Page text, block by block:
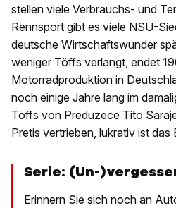
stellen viele Verbrauchs- und
Rennsport gibt es viele NSU-
deutsche Wirtschaftswunder
weniger Töffs verlangt, endet
Motorradproduktion in
noch einige Jahre lang im
Töffs von Preduzece Tito
Pretis vertrieben, lukrativ ist das
Serie: (Un-
Erinnern Sie sich noch an